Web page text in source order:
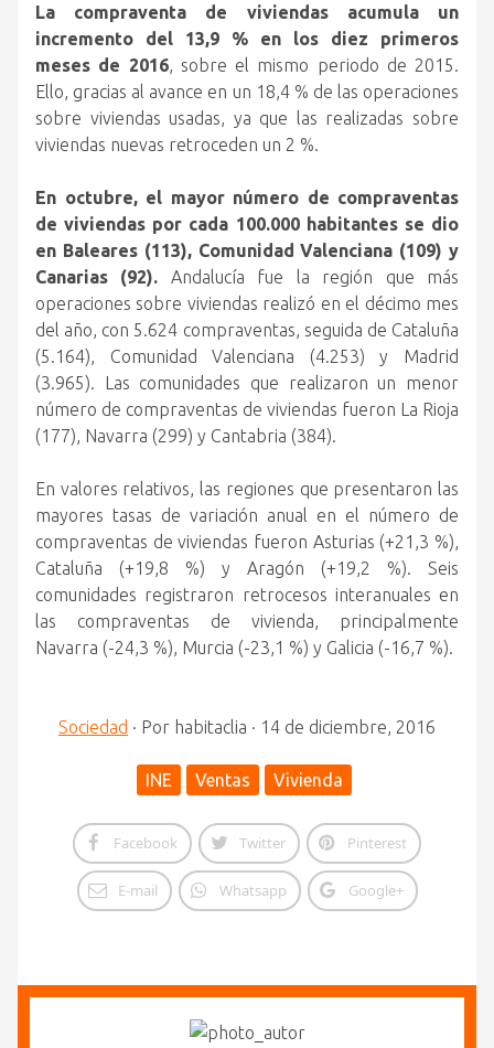
La compraventa de viviendas acumula un
incremento del 13,9 % en los diez primeros
meses de 2016, sobre el mismo periodo de 2015.
Ello, gracias al avance en un 18,4 % de las operaciones
sobre viviendas usadas, ya que las realizadas sobre
viviendas nuevas retroceden un 2 %.
En octubre, el mayor número de compraventas
de viviendas por cada 100.000 habitantes se dio
en Baleares (113), Comunidad Valenciana (109) y
Canarias (92). Andalucía fue la región que más
operaciones sobre viviendas realizó en el décimo mes
del año, con 5.624 compraventas, seguida de Cataluña
(5.164), Comunidad Valenciana (4.253) y Madrid
(3.965). Las comunidades que realizaron un menor
número de compraventas de viviendas fueron La Rioja
(177), Navarra (299) y Cantabria (384).
En valores relativos, las regiones que presentaron las
mayores tasas de variación anual en el número de
compraventas de viviendas fueron Asturias (+21,3 %),
Cataluña (+19,8 %) y Aragón (+19,2 %). Seis
comunidades registraron retrocesos interanuales en
las compraventas de vivienda, principalmente
Navarra (-24,3 %), Murcia (-23,1 %) y Galicia (-16,7 %).
Sociedad · Por habitaclia · 14 de diciembre, 2016
INE Ventas Vivienda
Facebook Twitter Pinterest
E-mail Whatsapp Google+